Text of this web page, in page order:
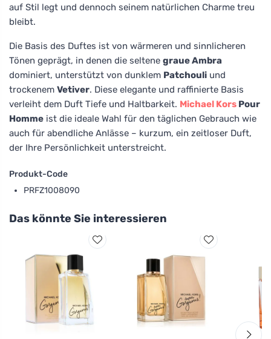
auf Stil legt und dennoch seinem natürlichen Charme treu
bleibt.
Die Basis des Duftes ist von wärmeren und sinnlicheren
Tönen geprägt, in denen die seltene graue Ambra
dominiert, unterstützt von dunklem Patchouli und
trockenem Vetiver. Diese elegante und raffinierte Basis
verleiht dem Duft Tiefe und Haltbarkeit. Michael Kors Pour
Homme ist die ideale Wahl für den täglichen Gebrauch wie
auch für abendliche Anlässe – kurzum, ein zeitloser Duft,
der Ihre Persönlichkeit unterstreicht.
Produkt-Code
PRFZ1008090
Das könnte Sie interessieren